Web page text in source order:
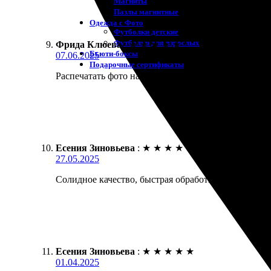
Пазлы магнитные
Одежда с Фото
Футболки детские
Футболки для взрослых
Бьюти-боксы
Подарочные сертификаты
Фрида Клюева : ★ ★ ★ ★ ★
07.06.2025
Распечатать фото на холсте было просто и
Есения Зиновьева : ★ ★ ★ ★ ★
27.05.2025
Солидное качество, быстрая обработка заказа,
Есения Зиновьева : ★ ★ ★ ★ ★
01.04.2025